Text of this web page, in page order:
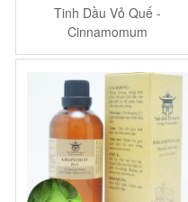
Tinh Dầu Vỏ Quế -
Cinnamomum